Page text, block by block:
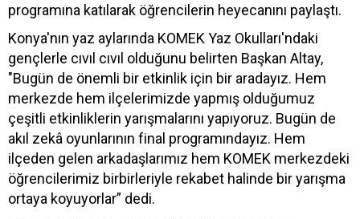
programına katılarak öğrencilerin heyecanını paylaştı.
Konya'nın yaz aylarında KOMEK Yaz Okulları'ndaki
gençlerle cıvıl cıvıl olduğunu belirten Başkan Altay,
"Bugün de önemli bir etkinlik için bir aradayız. Hem
merkezde hem ilçelerimizde yapmış olduğumuz
çeşitli etkinliklerin yarışmalarını yapıyoruz. Bugün de
akıl zekâ oyunlarının final programındayız. Hem
ilçeden gelen arkadaşlarımız hem KOMEK merkezdeki
öğrencilerimiz birbirleriyle rekabet halinde bir yarışma
ortaya koyuyorlar” dedi.